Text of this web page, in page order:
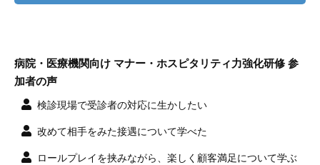
病院・医療機関向け マナー・ホスピタリティ力強化研修 参
加者の声
検診現場で受診者の対応に生かしたい
改めて相手をみた接遇について学べた
ロールプレイを挟みながら、楽しく顧客満足について学ぶ